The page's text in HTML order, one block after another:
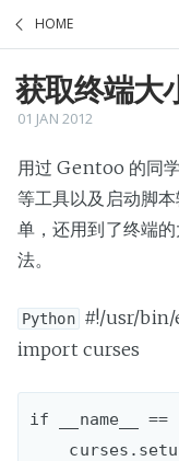
HOME
获取终端大
01 JAN 2012
用过 Gentoo 的同
等工具以及启动脚
单，还用到了终端
法。
Python #!/usr/
import curses
if __name__